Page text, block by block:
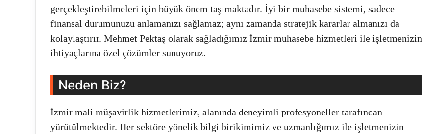
gerçekleştirebilmeleri için büyük önem taşımaktadır. İyi bir muhasebe sistemi, sadece
finansal durumunuzu anlamanızı sağlamaz; aynı zamanda stratejik kararlar almanızı da
kolaylaştırır. Mehmet Pektaş olarak sağladığımız İzmir muhasebe hizmetleri ile işletmenizin
ihtiyaçlarına özel çözümler sunuyoruz.
Neden Biz?
İzmir mali müşavirlik hizmetlerimiz, alanında deneyimli profesyoneller tarafından
yürütülmektedir. Her sektöre yönelik bilgi birikimimiz ve uzmanlığımız ile işletmenizin